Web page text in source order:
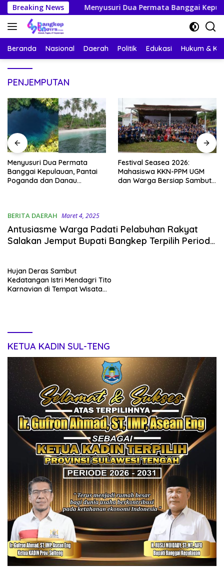
Langsung
ke
konten
Breaking NewsMenyusuri Dua Permata Banggai Kepulauan,
Beranda Nasional Daerah Politik Edukasi Hukum &
PENJEMPUTAN
Menyusuri Dua Permata
Banggai Kepulauan, Pantai
Poganda dan Danau
Festival Seasea 2026:
Mahasiswa KKN-PPM UGM
dan Warga Bersiap Sambut
BERITA DAERAH Maret 4, 2025
Antusiasme Warga Padati Pelabuhan Rakyat
Salakan Jemput Bupati Bangkep Terpilih Periode
Hujan Deras Sambut
Kedatangan Istri Mendagri Tito
Karnavian di Tempat Wisata
KETUA KADIN SUL-TENG